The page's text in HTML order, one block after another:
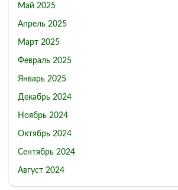
Май 2025
Апрель 2025
Март 2025
Февраль 2025
Январь 2025
Декабрь 2024
Ноябрь 2024
Октябрь 2024
Сентябрь 2024
Август 2024